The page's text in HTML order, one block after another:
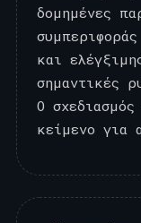
δομημένες
και
σημαντικές
Ο
κείμενο για